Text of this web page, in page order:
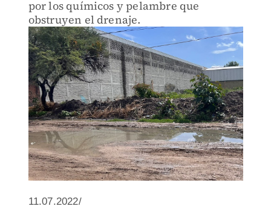
por los químicos y pelambre que
obstruyen el drenaje.
11.07.2022/